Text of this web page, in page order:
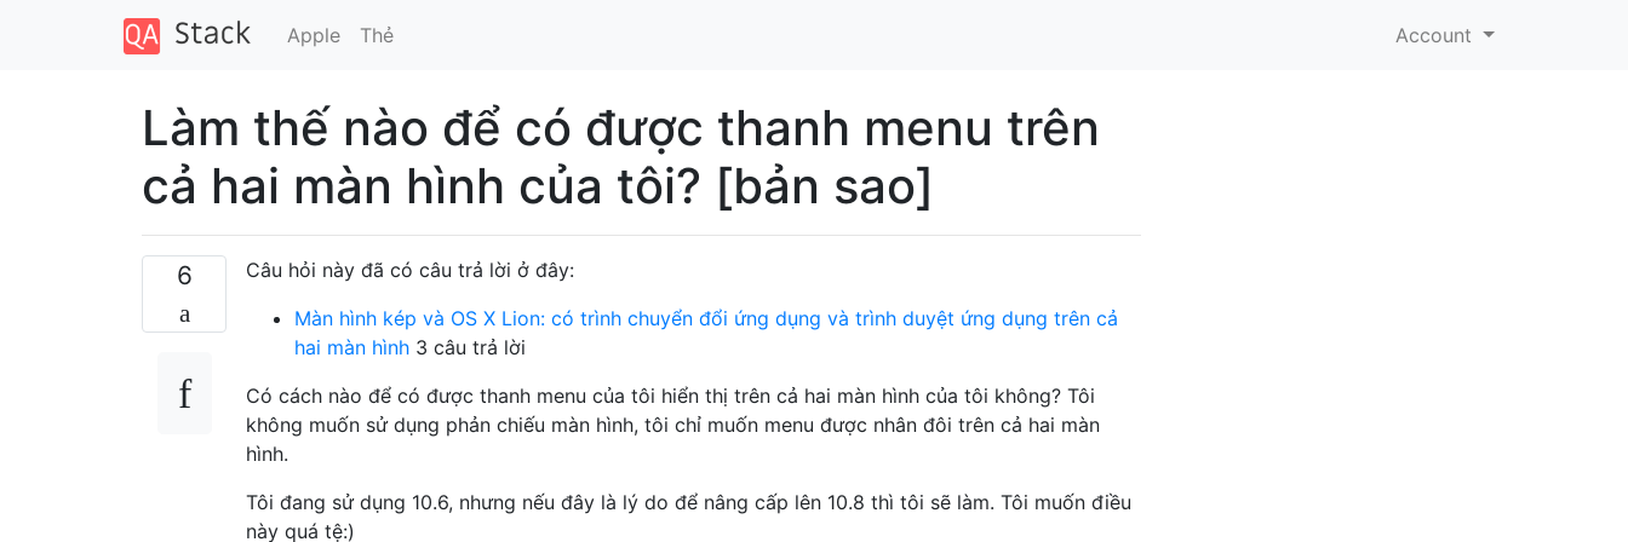
Apple Thẻ Account
Làm thế nào để có được thanh menu trên
cả hai màn hình của tôi? [bản sao]
6
Câu hỏi này đã có câu trả lời ở đây:
Màn hình kép và OS X Lion: có trình chuyển đổi ứng dụng và trình duyệt ứng dụng trên cả
hai màn hình 3 câu trả lời
Có cách nào để có được thanh menu của tôi hiển thị trên cả hai màn hình của tôi không? Tôi
không muốn sử dụng phản chiếu màn hình, tôi chỉ muốn menu được nhân đôi trên cả hai màn
hình.
Tôi đang sử dụng 10.6, nhưng nếu đây là lý do để nâng cấp lên 10.8 thì tôi sẽ làm. Tôi muốn điều
này quá tệ:)